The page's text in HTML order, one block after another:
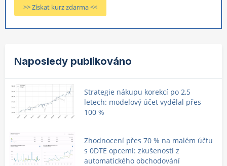
>> Získat kurz zdarma <<
Naposledy publikováno
Strategie nákupu korekcí po 2,5
letech: modelový účet vydělal přes
100 %
Zhodnocení přes 70 % na malém účtu
s 0DTE opcemi: zkušenosti z
automatického obchodování